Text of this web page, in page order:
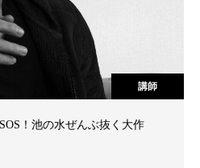
講師
！池の水ぜんぶ抜く大作